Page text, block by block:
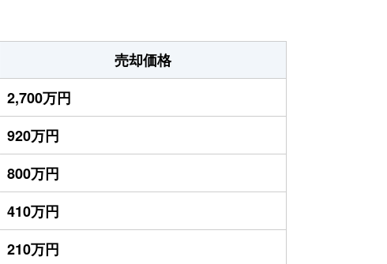
売却価格
2,700万円
920万円
800万円
410万円
210万円